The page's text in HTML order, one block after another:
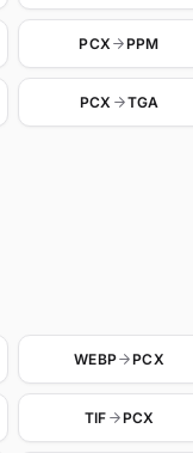
PCX PPM
PCX TGA
WEBP PCX
TIF PCX